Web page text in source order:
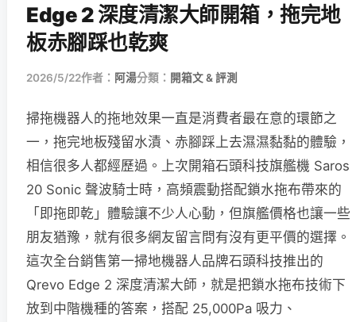
Edge 2 深度清潔大師開箱，拖完地
板赤腳踩也乾爽
2026/5/22作者： 阿湯分類： 開箱文 & 評測
掃拖機器人的拖地效果一直是消費者最在意的環節之
一，拖完地板殘留水漬、赤腳踩上去濕濕黏黏的體驗，
相信很多人都經歷過。上次開箱石頭科技旗艦機 Saros
20 Sonic 聲波騎士時，高頻震動搭配鎖水拖布帶來的
「即拖即乾」體驗讓不少人心動，但旗艦價格也讓一些
朋友猶豫，就有很多網友留言問有沒有更平價的選擇。
這次全台銷售第一掃地機器人品牌石頭科技推出的
Qrevo Edge 2 深度清潔大師，就是把鎖水拖布技術下
放到中階機種的答案，搭配 25,000Pa 吸力、